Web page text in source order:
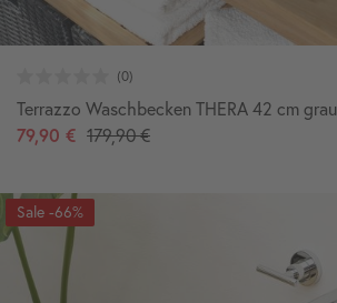
Terrazzo Waschbecken THERA 42 cm grau
79,90 € 179,90 €
-66%